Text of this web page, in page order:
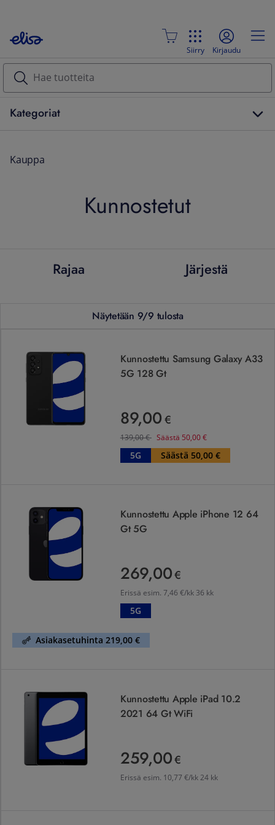
Siirry Kirjaudu
Kategoriat
Kauppa
Kunnostetut
Rajaa Järjestä
Näytetään 9/9 tulosta
Kunnostettu Samsung Galaxy A33
5G 128 Gt
89,00 €
89,00€
Ennen139,00€
139,00€ Säästä 50,00€
5G Säästä 50,00 €
Kunnostettu Apple iPhone 12 64
Gt 5G
269,00 €
269,00€
Erissä esim. 7,46 €/kk 36 kk
5G
Asiakasetuhinta 219,00 €
Kunnostettu Apple iPad 10.2
2021 64 Gt WiFi
259,00 €
259,00€
Erissä esim. 10,77 €/kk 24 kk